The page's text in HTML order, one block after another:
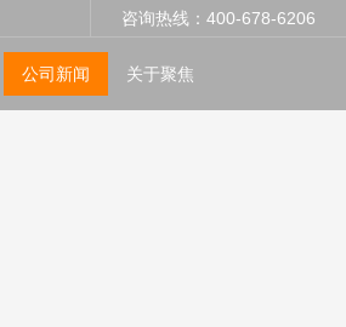
咨询热线：400-678-6206
公司新闻 关于聚焦